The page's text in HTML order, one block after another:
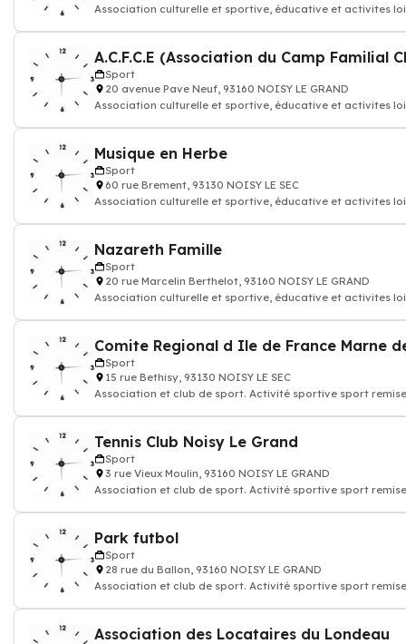
Association culturelle et sportive, éducative et activites
Sport
20 avenue Pave Neuf, 93160 NOISY LE GRAND
Association culturelle et sportive, éducative et activites
Musique en Herbe
Sport
60 rue Brement, 93130 NOISY LE SEC
Association culturelle et sportive, éducative et activites
Nazareth Famille
Sport
20 rue Marcelin Berthelot, 93160 NOISY LE GRAND
Association culturelle et sportive, éducative et activites
Sport
15 rue Bethisy, 93130 NOISY LE SEC
Association et club de sport. Activité sportive sport
Tennis Club Noisy Le Grand
Sport
3 rue Vieux Moulin, 93160 NOISY LE GRAND
Association et club de sport. Activité sportive sport
Park futbol
Sport
28 rue du Ballon, 93160 NOISY LE GRAND
Association et club de sport. Activité sportive sport
Association des Locataires du Londeau